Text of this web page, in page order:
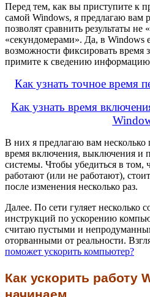
Перед тем, как вы приступите к
самой Windows, я предлагаю вам
позволят сравнить результаты не
«секундомерами». Да, в Windows
возможности фиксировать время
примите к сведению информацию
Как узнать точное время
Как узнать время
В них я предлагаю вам несколько
время включения, выключения и
системы. Чтобы убедиться в том,
работают (или не работают),
после изменения несколько раз.
Далее. По сети гуляет несколько
инструкций по ускорению
считаю пустыми и
оторванными от реальности.
поможет ускорить компьютер?
Как ускорить работу